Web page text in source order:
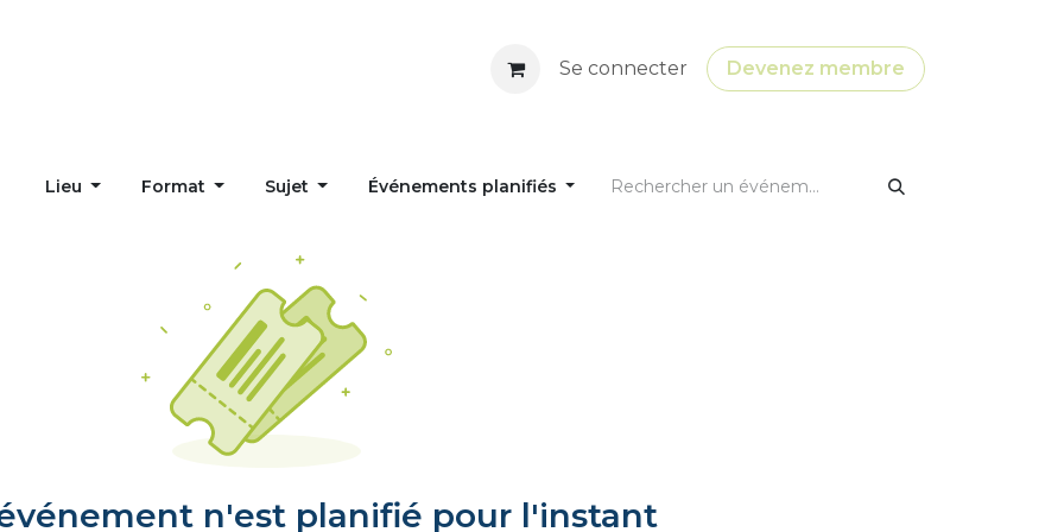
Se connecter Devenez membre
Lieu Format Sujet Événements planifiés
n'est planifié pour l'instant